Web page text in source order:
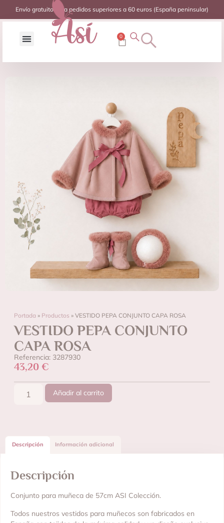
Envío gratuito para pedidos superiores a 60 euros (España peninsular)
0
Portada » Productos » VESTIDO PEPA CONJUNTO CAPA ROSA
VESTIDO PEPA CONJUNTO
CAPA ROSA
Referencia: 3287930
43,20 €
Añadir al carrito
Descripción Información adicional
Descripción
Conjunto para muñeca de 57cm ASI Colección.
Todos nuestros vestidos para muñecos son fabricados en